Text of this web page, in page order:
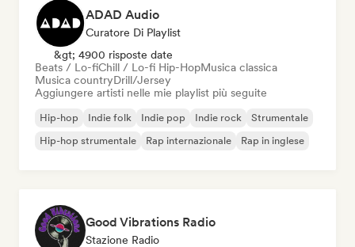
ADAD Audio
Curatore Di Playlist
&gt; 4900 risposte date
Beats / Lo-fiChill / Lo-fi Hip-HopMusica classica
Musica countryDrill/Jersey
Aggiungere artisti nelle mie playlist più seguite
Hip-hop Indie folk Indie pop Indie rock
Strumentale
Hip-hop strumentale
Rap internazionale Rap in inglese
Good Vibrations Radio
Stazione Radio